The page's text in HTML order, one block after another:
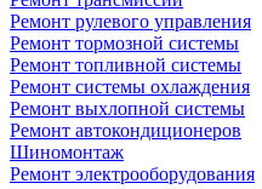
Ремонт рулевого управления
Ремонт тормозной системы
Ремонт топливной системы
Ремонт системы охлаждения
Ремонт выхлопной системы
Ремонт автокондиционеров
Шиномонтаж
Ремонт электрооборудования